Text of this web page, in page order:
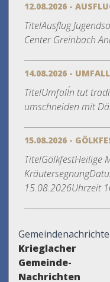
12.08.2026 -
TitelAusflug
Center Greinbach
14.08.2026 -
TitelUmfall´n tut
umschneiden mit
15.08.2026 -
TitelGölkfestHeilige
15.08.2026Uhrzeit
Krieglacher
Gemeinde-
Nachrichten